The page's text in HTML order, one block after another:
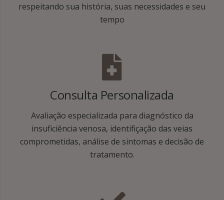
respeitando sua história, suas necessidades e seu
tempo
Consulta Personalizada
Avaliação especializada para diagnóstico da
insuficiência venosa, identifiçação das veias
comprometidas, análise de sintomas e decisão de
tratamento.